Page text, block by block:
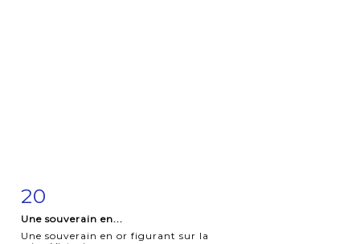
20
Une souverain en...
Une souverain en or figurant sur la